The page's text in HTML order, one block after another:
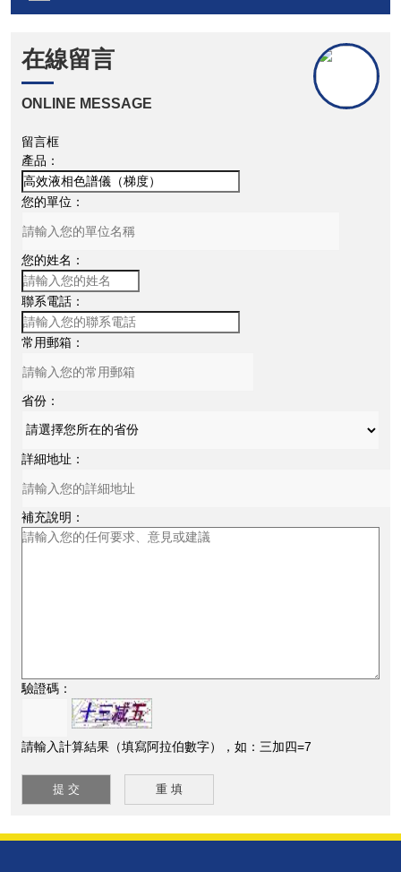
在線留言
ONLINE MESSAGE
留言框
產品：
您的單位：
您的姓名：
聯系電話：
常用郵箱：
省份：
詳細地址：
補充說明：
驗證碼：
請輸入計算結果（填寫阿拉伯數字），如：三加四=7